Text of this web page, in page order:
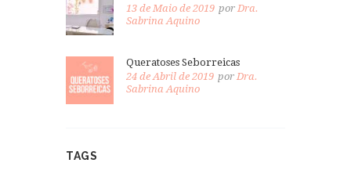
13 de Maio de 2019 por Dra.
Sabrina Aquino
Queratoses Seborreicas
24 de Abril de 2019 porDra.
Sabrina Aquino
TAGS